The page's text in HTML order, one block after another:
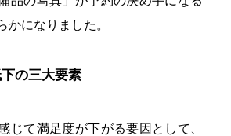
かになりました。
の三大要素
じて満足度が下がる要因として、